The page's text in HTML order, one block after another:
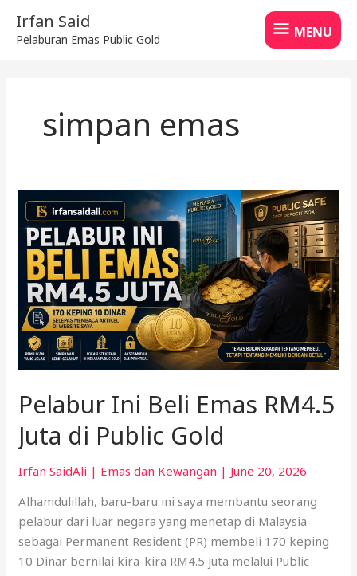
content
Irfan Said
Pelaburan Emas Public Gold
MENU
MENU
simpan emas
Pelabur Ini Beli Emas RM4.5
Juta di Public Gold
Irfan SaidAli | Emas dan Kewangan | June 20, 2026
Alhamdulillah, baru-baru ini saya membantu seorang
pelabur dari luar negara yang menetap di Malaysia
sebagai Permanent Resident (PR) membeli 170 keping
10 Dinar bernilai kira-kira RM4.5 juta melalui Public
Pelabur
Ini
Beli
Emas
RM4.5
Juta
di
Public
Gold